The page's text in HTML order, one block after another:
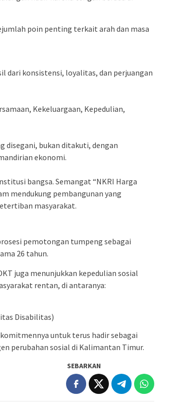
poin penting terkait arah dan masa
dari konsistensi, loyalitas, dan perjuangan
Kekeluargaan, Kepedulian,
disegani, bukan ditakuti, dengan
ekonomi.
bangsa. Semangat “NKRI Harga
mendukung pembangunan yang
masyarakat.
pemotongan tumpeng sebagai
26 tahun.
juga menunjukkan kepedulian sosial
rentan, di antaranya:
Disabilitas)
untuk terus hadir sebagai
perubahan sosial di Kalimantan Timur.
SEBARKAN